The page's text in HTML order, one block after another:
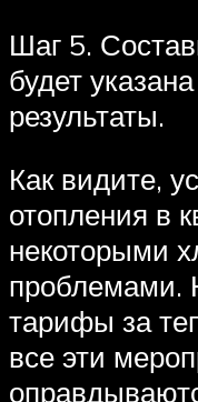
Шаг 5.
будет
результаты.
Как видите,
отопления в
некоторыми
проблемами.
тарифы за
все эти